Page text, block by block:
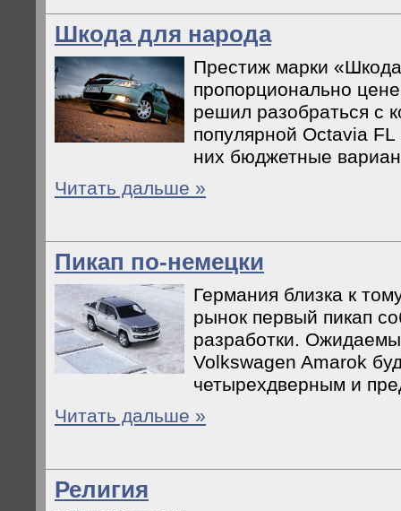
Шкода для народа
Престиж марки
пропорционально
решил разобраться с
популярной Octavia
них бюджетные
Читать дальше »
Пикап по-немецки
Германия близка к
рынок первый пикап
разработки.
Volkswagen Amarok
четырехдверным и
Читать дальше »
Религия